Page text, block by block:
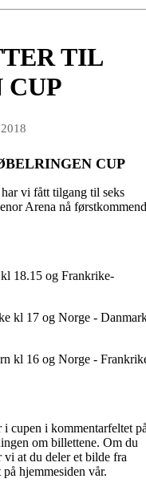
TIL
CUP
vi fått tilgang til seks
Arena nå
18.15 og Frankrike-
kl 17 og Norge -
kl 16 og Norge -
cupen i kommentarfeltet
om billettene. Om du
at du deler et bilde fra
hjemmesiden vår.